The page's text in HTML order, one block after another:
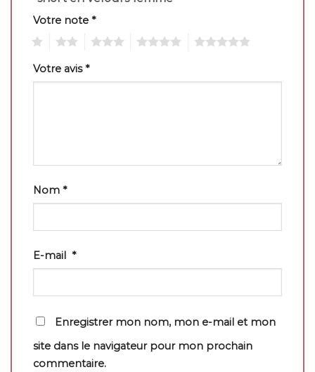
Votre note *
Votre avis*
Nom *
E-mail *
Enregistrer mon nom, mon e-mail et mon
site dans le navigateur pour mon prochain
commentaire.